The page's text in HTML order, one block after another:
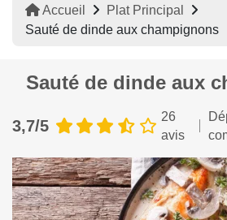
Accueil
Plat Principal
Sauté de dinde aux champignons
Sauté de dinde aux
3,7/5
26
avis